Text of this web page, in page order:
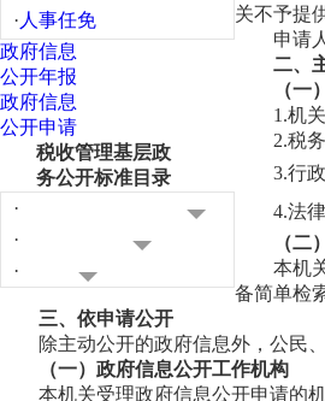
· 人事任免
政府信息
公开年报
政府信息
公开申请
税收管理基层政
务公开标准目录
·
·
·
关不予提
申请
二、
（一
1.机
2.税
3.行
4.法
（二
本机
备简单检
三、依申请公开
除主动公开的政府信息外，公民
（一）政府信息公开工作机构
本机关受理政府信息公开申请的